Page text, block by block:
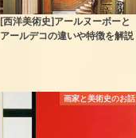
[西洋美術史]アールヌーボーと
アールデコの違いや特徴を解説
画家と美術史のお話